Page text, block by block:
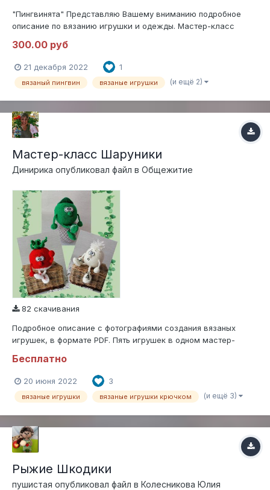
"Пингвинята" Представляю Вашему вниманию подробное
описание по вязанию игрушки и одежды. Мастер-класс
описание вязания пингвина крючком, а также одежды
спицами. Более 80 фотографий процесса. Мастер-класс не
содержит уроко...
300.00 руб
21 декабря 2022 1
вязаный пингвин вязаные игрушки (и ещё 2)
Мастер-класс Шаруники
Динирика опубликовал файл в Общежитие
82 скачивания
Подробное описание с фотографиями создания вязаных
игрушек, в формате PDF. Пять игрушек в одном мастер-
связаны на одной основе, отличаются названием, цветом и
дополнительными деталями.
Бесплатно
20 июня 2022 3
вязаные игрушки вязаные игрушки крючком (и ещё 3)
Рыжие Шкодики
пушистая опубликовал файл в Колесникова Юлия